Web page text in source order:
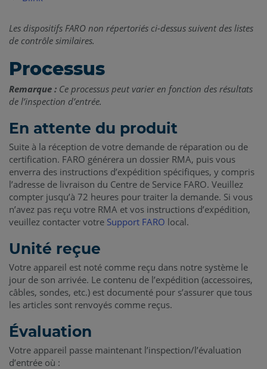
Les dispositifs FARO non répertoriés ci-dessus suivent des listes
de contrôle similaires.
Processus
Remarque : Ce processus peut varier en fonction des résultats
de l’inspection d’entrée.
En attente du produit
Suite à la réception de votre demande de réparation ou de
certification. FARO générera un dossier RMA, puis vous
enverra des instructions d’expédition spécifiques, y compris
l’adresse de livraison du Centre de Service FARO. Veuillez
compter jusqu’à 72 heures pour traiter la demande. Si vous
n’avez pas reçu votre RMA et vos instructions d’expédition,
veuillez contacter votre Support FARO local.
Unité reçue
Votre appareil est noté comme reçu dans notre système le
jour de son arrivée. Le contenu de l’expédition (accessoires,
câbles, sondes, etc.) est documenté pour s’assurer que tous
les articles sont renvoyés comme reçus.
Évaluation
Votre appareil passe maintenant l’inspection/l’évaluation
d’entrée où :